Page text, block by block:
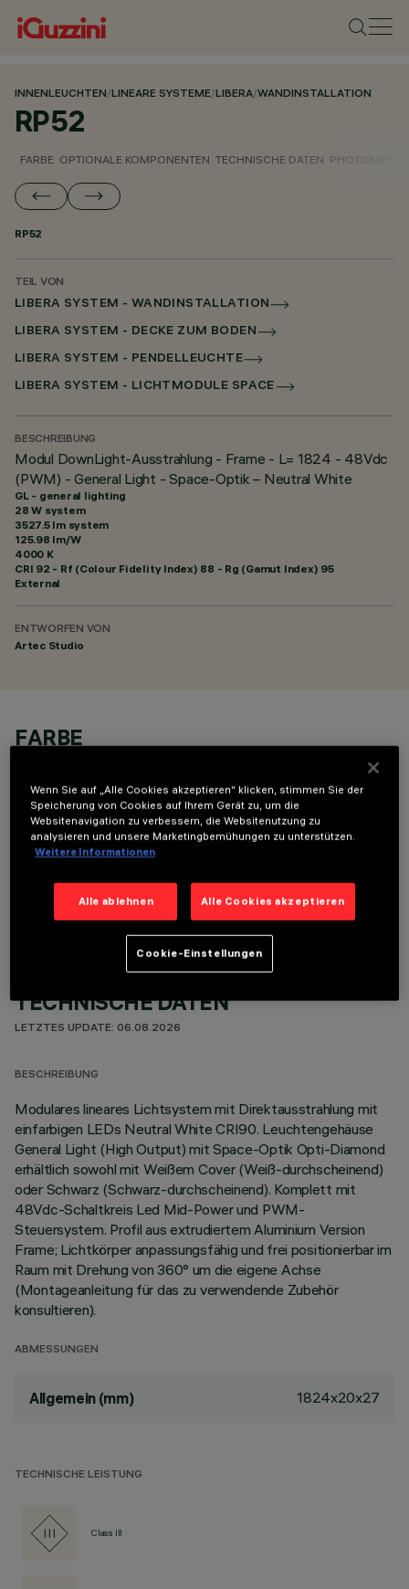
INNENLEUCHTEN/LINEARE SYSTEME/LIBERA/WANDINSTALLATION
RP52
FARBE OPTIONALE KOMPONENTEN TECHNISCHE DATEN
RP52
TEIL VON
LIBERA SYSTEM - WANDINSTALLATION
LIBERA SYSTEM - DECKE ZUM BODEN
LIBERA SYSTEM - PENDELLEUCHTE
LIBERA SYSTEM - LICHTMODULE SPACE
BESCHREIBUNG
Modul DownLight-Ausstrahlung - Frame - L= 1824 - 48Vdc
(PWM) - General Light - Space-Optik – Neutral White
GL - general lighting
28 W system
3527.5 lm system
125.98 lm/W
4000 K
CRI 92 - Rf (Colour Fidelity Index) 88 - Rg (Gamut Index) 95
External
ENTWORFEN VON
Artec Studio
FARBE
TECHNISCHE DATEN
LETZTES UPDATE: 06.08.2026
BESCHREIBUNG
Modulares lineares Lichtsystem mit Direktausstrahlung mit
einfarbigen LEDs Neutral White CRI90. Leuchtengehäuse
General Light (High Output) mit Space-Optik Opti-Diamond
erhältlich sowohl mit Weißem Cover (Weiß-durchscheinend)
oder Schwarz (Schwarz-durchscheinend). Komplett mit
48Vdc-Schaltkreis Led Mid-Power und PWM-
Steuersystem. Profil aus extrudiertem Aluminium Version
Frame; Lichtkörper anpassungsfähig und frei positionierbar im
Raum mit Drehung von 360° um die eigene Achse
(Montageanleitung für das zu verwendende Zubehör
konsultieren).
ABMESSUNGEN
Allgemein (mm) 1824x20x27
TECHNISCHE LEISTUNG
Class III
Wenn Sie auf „Alle Cookies akzeptieren“ klicken, stimmen Sie der
Speicherung von Cookies auf Ihrem Gerät zu, um die
Websitenavigation zu verbessern, die Websitenutzung zu
analysieren und unsere Marketingbemühungen zu unterstützen.
Weitere Informationen
Alle ablehnen Alle Cookies akzeptieren
Cookie-Einstellungen